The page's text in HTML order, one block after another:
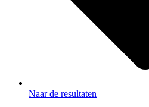
Naar de resultaten